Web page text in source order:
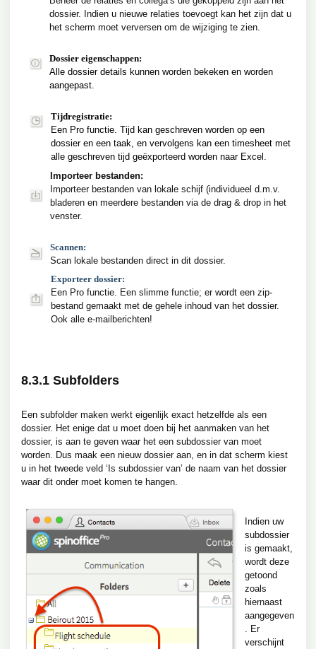
dossier. Indien u nieuwe relaties toevoegt kan het zijn dat u
het scherm moet verversen om de wijziging te zien.
Dossier eigenschappen:
Alle dossier details kunnen worden bekeken en worden
aangepast.
Tijdregistratie:
Een Pro functie. Tijd kan geschreven worden op een
dossier en een taak, en vervolgens kan een timesheet met
alle geschreven tijd geëxporteerd worden naar Excel.
Importeer bestanden:
Importeer bestanden van lokale schijf (individueel d.m.v.
bladeren en meerdere bestanden via de drag & drop in het
venster.
Scannen:
Scan lokale bestanden direct in dit dossier.
Exporteer dossier:
Een Pro functie. Een slimme functie; er wordt een zip-
bestand gemaakt met de gehele inhoud van het dossier.
Ook alle e-mailberichten!
8.3.1 Subfolders
Een subfolder maken werkt eigenlijk exact hetzelfde als een
dossier. Het enige dat u moet doen bij het aanmaken van het
dossier, is aan te geven waar het een subdossier van moet
worden. Dus maak een nieuw dossier aan, en in dat scherm kiest
u in het tweede veld ‘Is subdossier van’ de naam van het dossier
waar dit onder moet komen te hangen.
Indien uw
subdossier
is gemaakt,
wordt deze
getoond
zoals
hiernaast
aangegeven
. Er
verschijnt